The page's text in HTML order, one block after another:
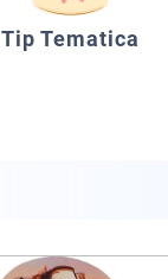
Tip Tematica